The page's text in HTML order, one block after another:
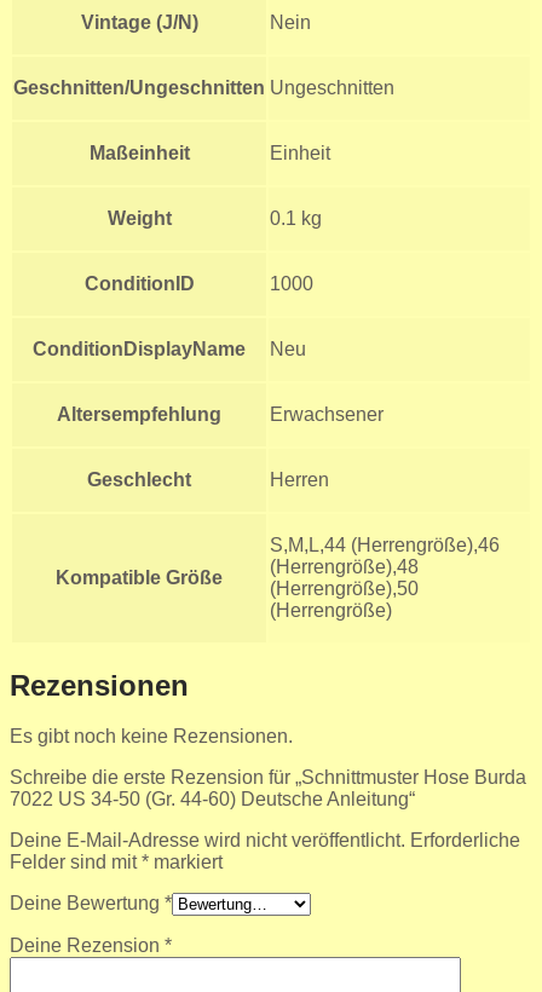
Vintage (J/N) Nein
Geschnitten/Ungeschnitten Ungeschnitten
Maßeinheit Einheit
Weight 0.1 kg
ConditionID 1000
ConditionDisplayName Neu
Altersempfehlung Erwachsener
Geschlecht Herren
Kompatible Größe
S,M,L,44 (Herrengröße),46
(Herrengröße),48
(Herrengröße),50
(Herrengröße)
Rezensionen
Es gibt noch keine Rezensionen.
Schreibe die erste Rezension für „Schnittmuster Hose Burda
7022 US 34-50 (Gr. 44-60) Deutsche Anleitung“
Deine E-Mail-Adresse wird nicht veröffentlicht. Erforderliche
Felder sind mit* markiert
Deine Bewertung *
Deine Rezension *